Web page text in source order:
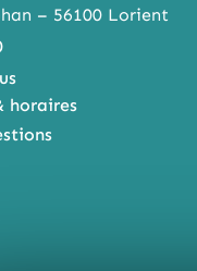
– 56100 Lorient
horaires